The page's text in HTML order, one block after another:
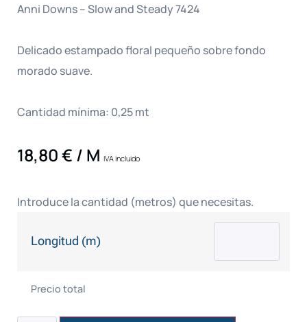
Anni Downs – Slow and Steady 7424
Delicado estampado floral pequeño sobre fondo
morado suave.
Cantidad mínima: 0,25 mt
18,80€ / M IVA incluido
Introduce la cantidad (metros) que necesitas.
Longitud (m)
Precio total